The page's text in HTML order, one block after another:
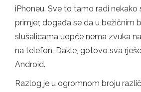
iPhoneu. Sve to tamo radi nekako
primjer, događa se da u bežičnim
slušalicama uopće nema zvuka
na telefon. Dakle, gotovo sva
Android.
Razlog je u ogromnom broju